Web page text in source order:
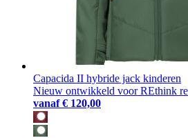
Capacida II hybride jack kinderen
Nieuw ontwikkeld voor REthink
vanaf € 120,00